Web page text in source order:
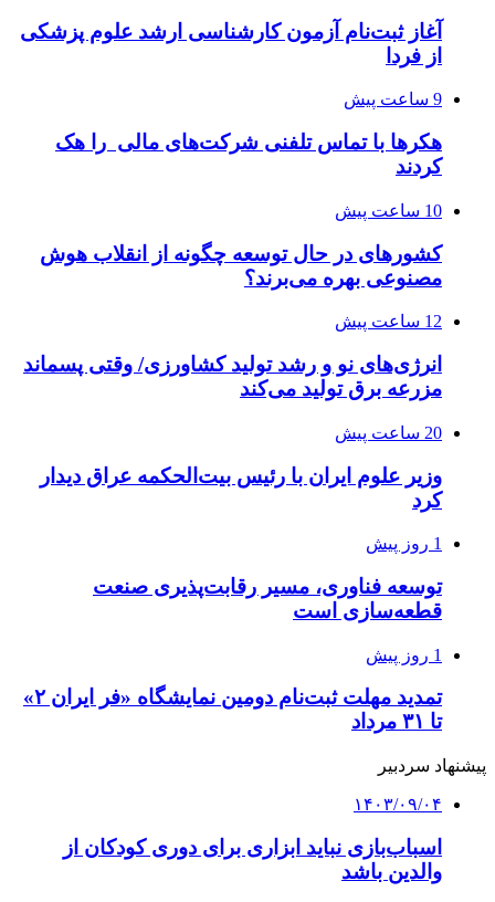
آغاز ثبت‌نام‌ آزمون کارشناسی ارشد علوم پزشکی
از فردا
9 ساعت پیش
هکرها با تماس تلفنی شرکت‌های مالی را هک
کردند
10 ساعت پیش
کشورهای در حال توسعه چگونه از انقلاب هوش
مصنوعی بهره می‌برند؟
12 ساعت پیش
انرژی‌های نو و رشد تولید کشاورزی/ وقتی پسماند
مزرعه‌ برق تولید می‌کند
20 ساعت پیش
وزیر علوم ایران با رئیس بیت‌الحکمه عراق دیدار
کرد
1 روز پیش
توسعه فناوری، مسیر رقابت‌پذیری صنعت
قطعه‌سازی است
1 روز پیش
تمدید مهلت ثبت‌نام دومین نمایشگاه «فر ایران ۲»
تا ۳۱ مرداد
پیشنهاد سردبیر
۱۴۰۳/۰۹/۰۴
اسباب‌بازی‌ نباید ابزاری برای دوری کودکان از
والدین باشد